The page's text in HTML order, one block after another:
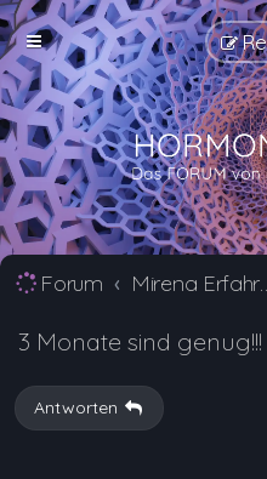
Forum Mirena
3 Monate sind genug!!!
Antworten